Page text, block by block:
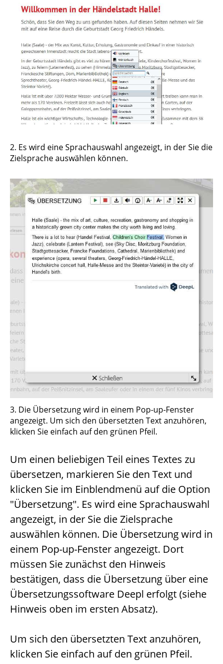
2. Es wird eine Sprachauswahl angezeigt, in der Sie die
Zielsprache auswählen können.
3. Die Übersetzung wird in einem Pop-up-Fenster
angezeigt. Um sich den übersetzten Text anzuhören,
klicken Sie einfach auf den grünen Pfeil.
Um einen beliebigen Teil eines Textes zu
übersetzen, markieren Sie den Text und
klicken Sie im Einblendmenü auf die Option
"Übersetzung". Es wird eine Sprachauswahl
angezeigt, in der Sie die Zielsprache
auswählen können. Die Übersetzung wird in
einem Pop-up-Fenster angezeigt. Dort
müssen Sie zunächst den Hinweis
bestätigen, dass die Übersetzung über eine
Übersetzungssoftware Deepl erfolgt (siehe
Hinweis oben im ersten Absatz).
Um sich den übersetzten Text anzuhören,
klicken Sie einfach auf den grünen Pfeil.